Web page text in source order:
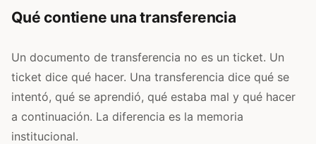
Qué contiene una transferencia
Un documento de transferencia no es un ticket. Un
ticket dice qué hacer. Una transferencia dice qué se
intentó, qué se aprendió, qué estaba mal y qué hacer
a continuación. La diferencia es la memoria
institucional.